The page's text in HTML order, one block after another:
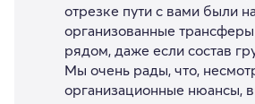
отрезке пути с вами были
организованные
рядом, даже если состав
Мы очень рады, что,
организационные нюансы,